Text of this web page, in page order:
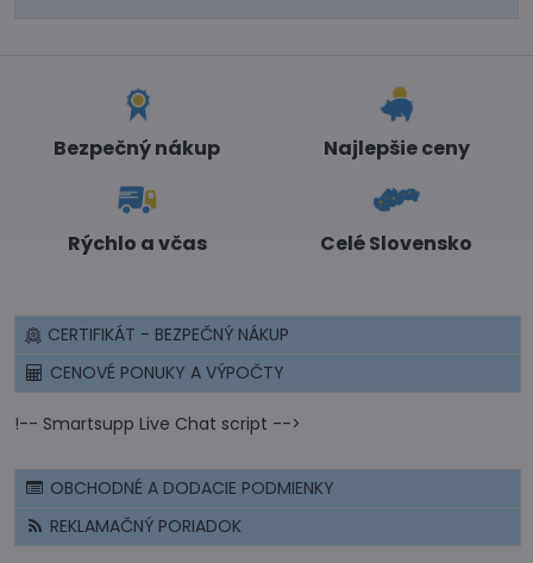
Bezpečný nákup Najlepšie ceny
Rýchlo a včas Celé Slovensko
CERTIFIKÁT - BEZPEČNÝ NÁKUP
CENOVÉ PONUKY A VÝPOČTY
!-- Smartsupp Live Chat script -->
OBCHODNÉ A DODACIE PODMIENKY
REKLAMAČNÝ PORIADOK